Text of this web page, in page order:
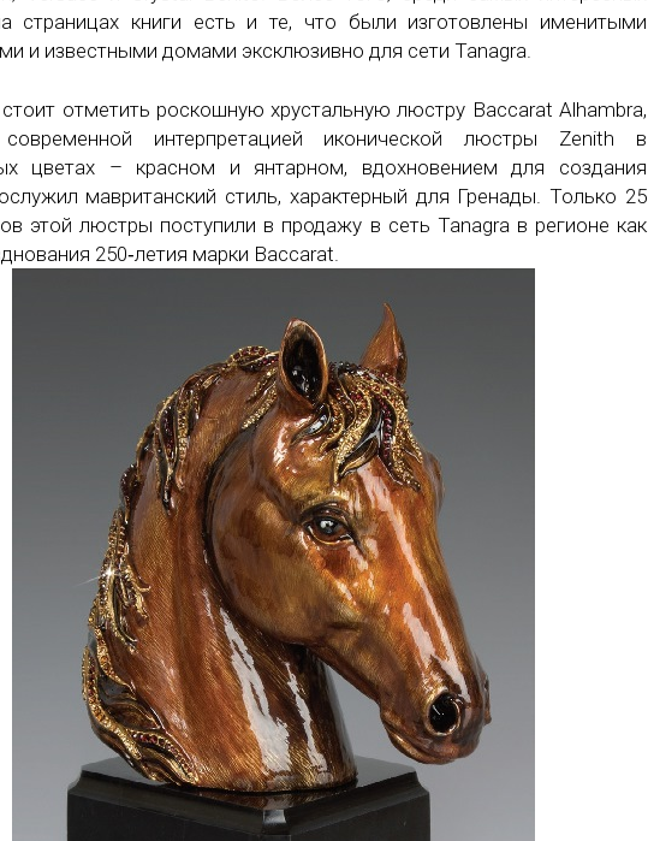
страницах книги есть и те, что были изготовлены именитыми
и известными домами эксклюзивно для сети Tanagra.
отметить роскошную хрустальную люстру Baccarat Alhambra,
интерпретацией иконической люстры Zenith в
цветах – красном и янтарном, вдохновением для создания
мавританский стиль, характерный для Гренады. Только 25
этой люстры поступили в продажу в сеть Tanagra в регионе как
250‑летия марки Baccarat.